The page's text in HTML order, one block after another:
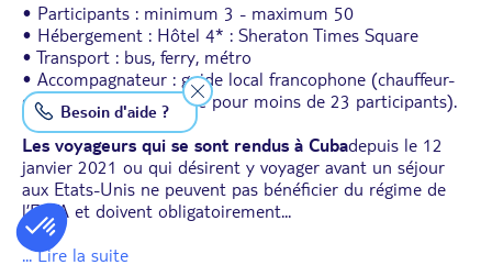
• Participants : minimum 3 - maximum 50
• Hébergement : Hôtel 4* : Sheraton Times Square
• Transport : bus, ferry, métro
• Accompagnateur : guide local francophone (chauffeur-
guide local francophone pour moins de 23 participants).
Les voyageurs qui se sont rendus à Cubadepuis le 12
janvier 2021 ou qui désirent y voyager avant un séjour
aux Etats-Unis ne peuvent pas bénéficier du régime de
l’ESTA et doivent obligatoirement...
... Lire la suite
Besoin d'aide ?